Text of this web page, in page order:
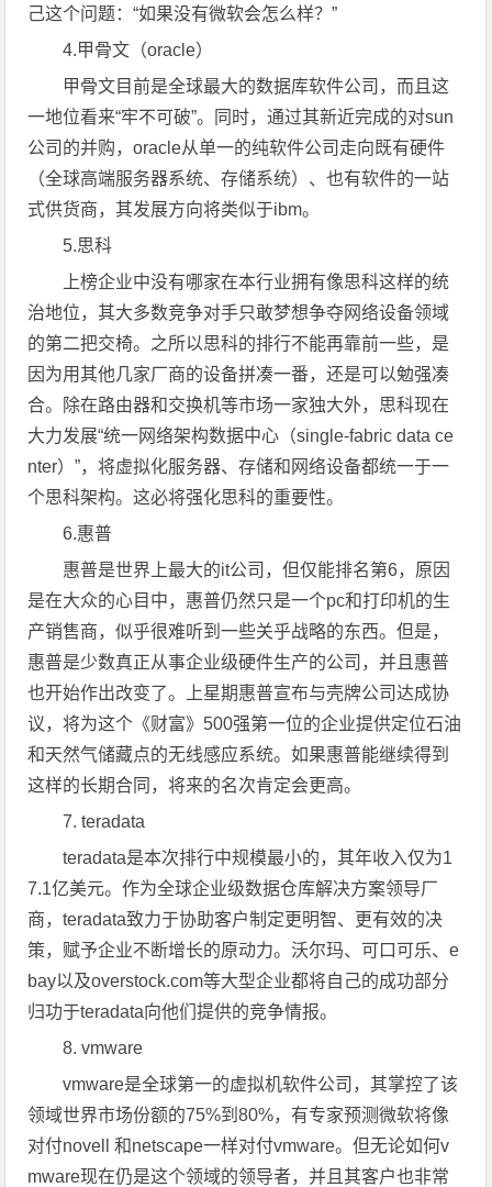
己这个问题：“如果没有微软会怎么样？”
4.甲骨文（oracle）
甲骨文目前是全球最大的数据库软件公司，而且这
一地位看来“牢不可破”。同时，通过其新近完成的对sun
公司的并购，oracle从单一的纯软件公司走向既有硬件
（全球高端服务器系统、存储系统）、也有软件的一站
式供货商，其发展方向将类似于ibm。
5.思科
上榜企业中没有哪家在本行业拥有像思科这样的统
治地位，其大多数竞争对手只敢梦想争夺网络设备领域
的第二把交椅。之所以思科的排行不能再靠前一些，是
因为用其他几家厂商的设备拼凑一番，还是可以勉强凑
合。除在路由器和交换机等市场一家独大外，思科现在
大力发展“统一网络架构数据中心（single-fabric data ce
nter）”，将虚拟化服务器、存储和网络设备都统一于一
个思科架构。这必将强化思科的重要性。
6.惠普
惠普是世界上最大的it公司，但仅能排名第6，原因
是在大众的心目中，惠普仍然只是一个pc和打印机的生
产销售商，似乎很难听到一些关乎战略的东西。但是，
惠普是少数真正从事企业级硬件生产的公司，并且惠普
也开始作出改变了。上星期惠普宣布与壳牌公司达成协
议，将为这个《财富》500强第一位的企业提供定位石油
和天然气储藏点的无线感应系统。如果惠普能继续得到
这样的长期合同，将来的名次肯定会更高。
7. teradata
teradata是本次排行中规模最小的，其年收入仅为1
7.1亿美元。作为全球企业级数据仓库解决方案领导厂
商，teradata致力于协助客户制定更明智、更有效的决
策，赋予企业不断增长的原动力。沃尔玛、可口可乐、e
bay以及overstock.com等大型企业都将自己的成功部分
归功于teradata向他们提供的竞争情报。
8. vmware
vmware是全球第一的虚拟机软件公司，其掌控了该
领域世界市场份额的75%到80%，有专家预测微软将像
对付novell 和netscape一样对付vmware。但无论如何v
mware现在仍是这个领域的领导者，并且其客户也非常